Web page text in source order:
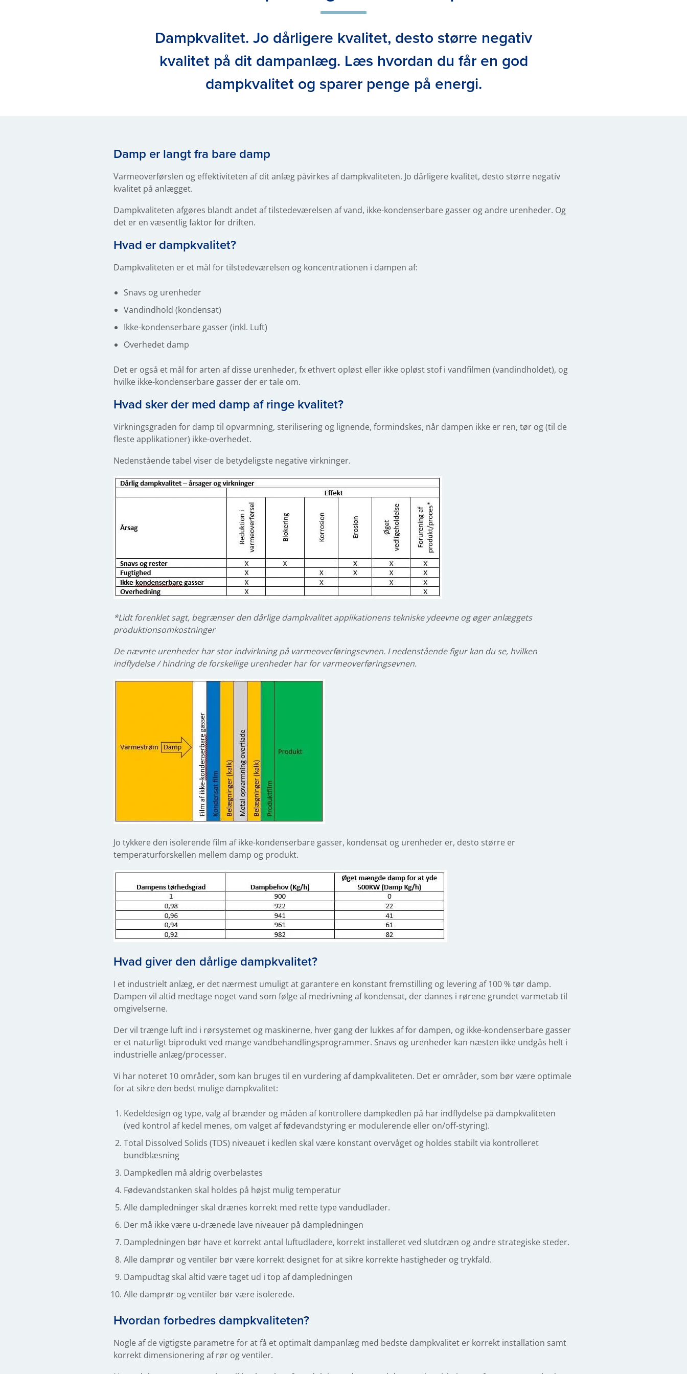
Dampkvalitet. Jo dårligere kvalitet, desto større negativ
kvalitet på dit dampanlæg. Læs hvordan du får en god
dampkvalitet og sparer penge på energi.
Damp er langt fra bare damp
Varmeoverførslen og effektiviteten af dit anlæg påvirkes af dampkvaliteten. Jo dårligere kvalitet, desto større negativ
kvalitet på anlægget.
Dampkvaliteten afgøres blandt andet af tilstedeværelsen af vand, ikke-kondenserbare gasser og andre urenheder. Og
det er en væsentlig faktor for driften.
Hvad er dampkvalitet?
Dampkvaliteten er et mål for tilstedeværelsen og koncentrationen i dampen af:
Snavs og urenheder
Vandindhold (kondensat)
Ikke-kondenserbare gasser (inkl. Luft)
Overhedet damp
Det er også et mål for arten af disse urenheder, fx ethvert opløst eller ikke opløst stof i vandfilmen (vandindholdet), og
hvilke ikke-kondenserbare gasser der er tale om.
Hvad sker der med damp af ringe kvalitet?
Virkningsgraden for damp til opvarmning, sterilisering og lignende, formindskes, når dampen ikke er ren, tør og (til de
fleste applikationer) ikke-overhedet.
Nedenstående tabel viser de betydeligste negative virkninger.
*Lidt forenklet sagt, begrænser den dårlige dampkvalitet applikationens tekniske ydeevne og øger anlæggets
produktionsomkostninger
De nævnte urenheder har stor indvirkning på varmeoverføringsevnen. I nedenstående figur kan du se, hvilken
indflydelse / hindring de forskellige urenheder har for varmeoverføringsevnen.
Jo tykkere den isolerende film af ikke-kondenserbare gasser, kondensat og urenheder er, desto større er
temperaturforskellen mellem damp og produkt.
Hvad giver den dårlige dampkvalitet?
I et industrielt anlæg, er det nærmest umuligt at garantere en konstant fremstilling og levering af 100 % tør damp.
Dampen vil altid medtage noget vand som følge af medrivning af kondensat, der dannes i rørene grundet varmetab til
omgivelserne.
Der vil trænge luft ind i rørsystemet og maskinerne, hver gang der lukkes af for dampen, og ikke-kondenserbare gasser
er et naturligt biprodukt ved mange vandbehandlingsprogrammer. Snavs og urenheder kan næsten ikke undgås helt i
industrielle anlæg/processer.
Vi har noteret 10 områder, som kan bruges til en vurdering af dampkvaliteten. Det er områder, som bør være optimale
for at sikre den bedst mulige dampkvalitet:
Kedeldesign og type, valg af brænder og måden af kontrollere dampkedlen på har indflydelse på dampkvaliteten
(ved kontrol af kedel menes, om valget af fødevandstyring er modulerende eller on/off-styring).
Total Dissolved Solids (TDS) niveauet i kedlen skal være konstant overvåget og holdes stabilt via kontrolleret
bundblæsning
Dampkedlen må aldrig overbelastes
Fødevandstanken skal holdes på højst mulig temperatur
Alle dampledninger skal drænes korrekt med rette type vandudlader.
Der må ikke være u-drænede lave niveauer på dampledningen
Dampledningen bør have et korrekt antal luftudladere, korrekt installeret ved slutdræn og andre strategiske steder.
Alle damprør og ventiler bør være korrekt designet for at sikre korrekte hastigheder og trykfald.
Dampudtag skal altid være taget ud i top af dampledningen
Alle damprør og ventiler bør være isolerede.
Hvordan forbedres dampkvaliteten?
Nogle af de vigtigste parametre for at få et optimalt dampanlæg med bedste dampkvalitet er korrekt installation samt
korrekt dimensionering af rør og ventiler.